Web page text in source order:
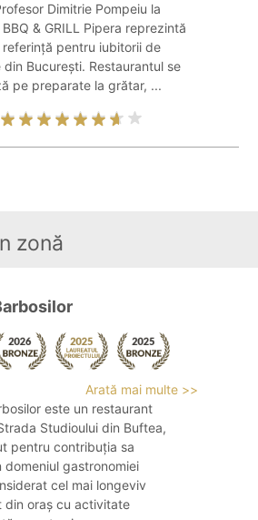
Dimitrie Pompeiu la
& GRILL Pipera reprezintă
pentru iubitorii de
București. Restaurantul se
pe preparate la grătar, ...
zonă
Arată mai multe >>
este un restaurant
Studioului din Buftea,
pentru contribuția sa
domeniul gastronomiei
cel mai longeviv
din oraș cu activitate